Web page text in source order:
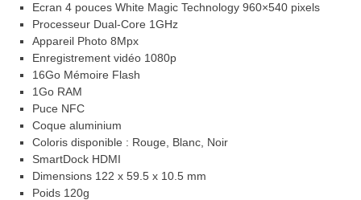
Ecran 4 pouces White Magic Technology 960×540 pixels
Processeur Dual-Core 1GHz
Appareil Photo 8Mpx
Enregistrement vidéo 1080p
16Go Mémoire Flash
1Go RAM
Puce NFC
Coque aluminium
Coloris disponible : Rouge, Blanc, Noir
SmartDock HDMI
Dimensions 122 x 59.5 x 10.5 mm
Poids 120g